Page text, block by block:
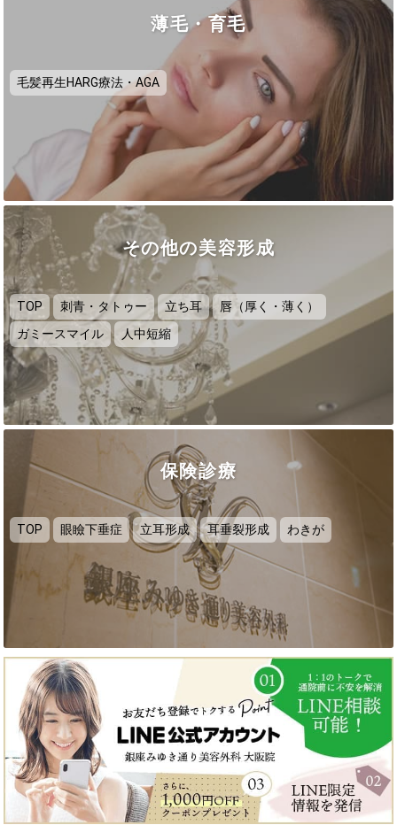
薄毛・育毛
毛髪再生HARG療法・AGA
その他の美容形成
TOP 刺青・タトゥー 立ち耳
唇（厚く・薄く）
ガミースマイル
人中短縮
保険診療
TOP 眼瞼下垂症 立耳形成 耳垂裂形成 わきが